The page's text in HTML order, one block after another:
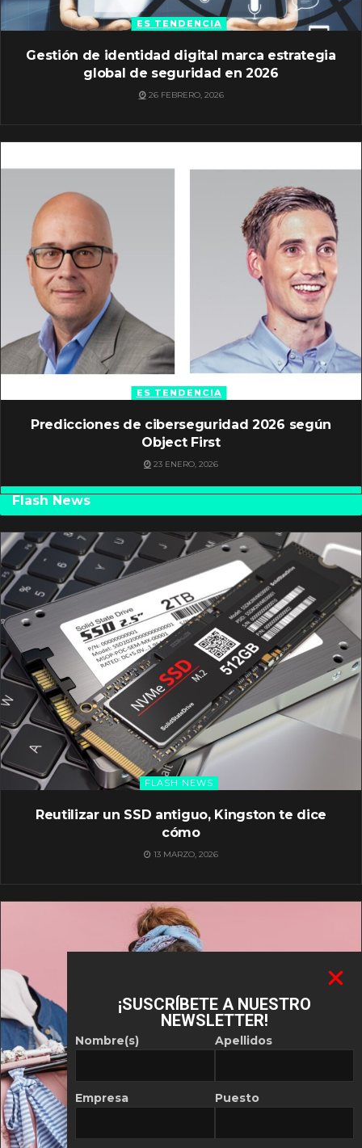
ES TENDENCIA
Gestión de identidad digital marca estrategia
global de seguridad en 2026
26 FEBRERO, 2026
ES TENDENCIA
Predicciones de ciberseguridad 2026 según
Object First
23 ENERO, 2026
Flash News
FLASH NEWS
Reutilizar un SSD antiguo, Kingston te dice
cómo
13 MARZO, 2026
¡SUSCRÍBETE A NUESTRO
NEWSLETTER!
Nombre(s)
Empresa
Apellidos
Puesto